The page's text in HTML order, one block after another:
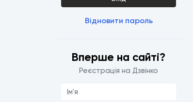
Відновити пароль
Вперше на сайті?
Реєстрація на Дзвінко